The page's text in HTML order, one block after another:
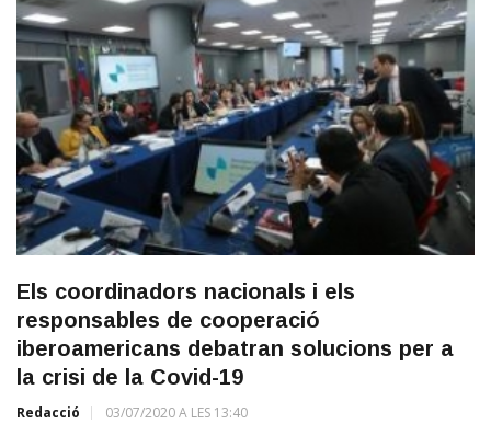
Els coordinadors nacionals i els
responsables de cooperació
iberoamericans debatran solucions per a
la crisi de la Covid-19
Redacció 03/07/2020 A LES 13:40